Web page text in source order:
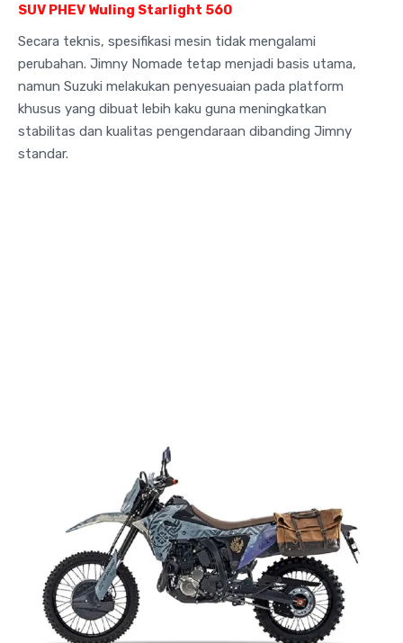
SUV PHEV Wuling Starlight 560
Secara teknis, spesifikasi mesin tidak mengalami
perubahan. Jimny Nomade tetap menjadi basis utama,
namun Suzuki melakukan penyesuaian pada platform
khusus yang dibuat lebih kaku guna meningkatkan
stabilitas dan kualitas pengendaraan dibanding Jimny
standar.